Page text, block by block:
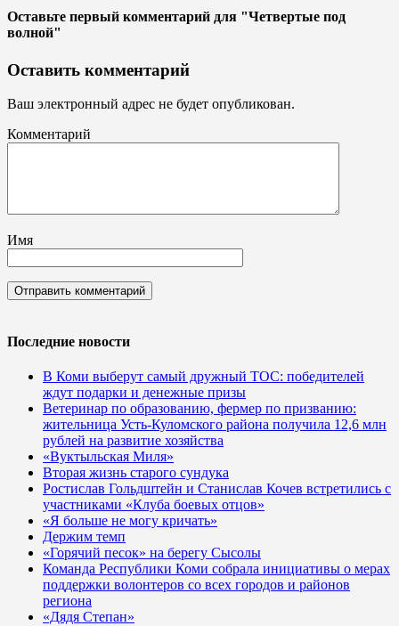
Оставьте первый комментарий для "Четвертые под
волной"
Оставить комментарий
Ваш электронный адрес не будет опубликован.
Комментарий
Имя
Последние новости
В Коми выберут самый дружный ТОС: победителей
ждут подарки и денежные призы
Ветеринар по образованию, фермер по призванию:
жительница Усть-Куломского района получила 12,6 млн
рублей на развитие хозяйства
«Вуктыльская Миля»
Вторая жизнь старого сундука
Ростислав Гольдштейн и Станислав Кочев встретились с
участниками «Клуба боевых отцов»
«Я больше не могу кричать»
Держим темп
«Горячий песок» на берегу Сысолы
Команда Республики Коми собрала инициативы о мерах
поддержки волонтеров со всех городов и районов
региона
«Дядя Степан»